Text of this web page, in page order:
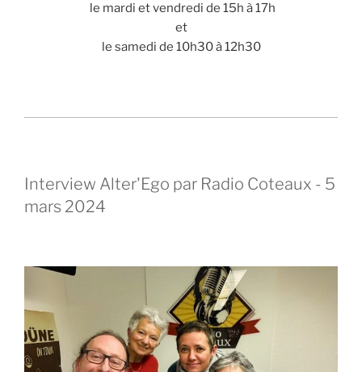
le mardi et vendredi de 15h à 17h
et
le samedi de 10h30 à 12h30
Interview Alter'Ego par Radio Coteaux - 5
mars 2024